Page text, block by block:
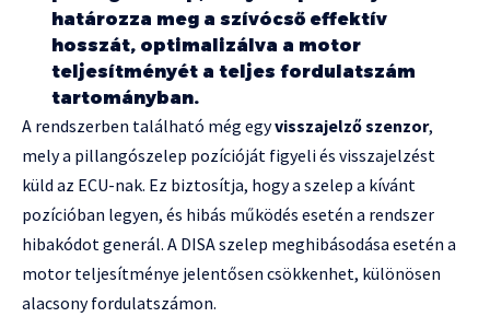
határozza meg a szívócső effektív
hosszát, optimalizálva a motor
teljesítményét a teljes fordulatszám
tartományban.
A rendszerben található még egyvisszajelző szenzor,
mely a pillangószelep pozícióját figyeli és visszajelzést
küld az ECU-nak. Ez biztosítja, hogy a szelep a kívánt
pozícióban legyen, és hibás működés esetén a rendszer
hibakódot generál. A DISA szelep meghibásodása esetén a
motor teljesítménye jelentősen csökkenhet, különösen
alacsony fordulatszámon.